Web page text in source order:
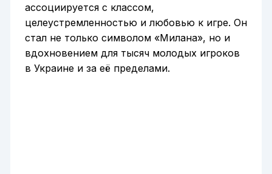
ассоциируется с классом,
целеустремленностью и любовью к игре. Он
стал не только символом «Милана», но и
вдохновением для тысяч молодых игроков
в Украине и за её пределами.